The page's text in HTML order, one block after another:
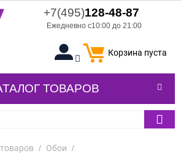
+7(495)128-48-87
Ежедневно с10:00 до 21:00
Корзина пуста
ТОВАРОВ
/ Обои /